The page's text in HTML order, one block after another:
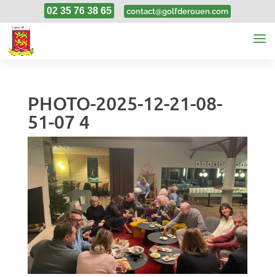
02 35 76 38 65 contact@golfderouen.com
PHOTO-2025-12-21-08-
51-07 4
22, Déc, 2025